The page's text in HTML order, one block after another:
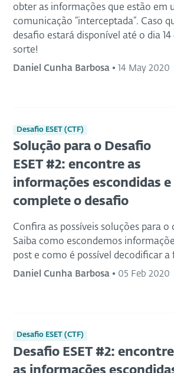
obter as informações que estão em
comunicação “interceptada”. Caso
desafio estará disponível até o dia
sorte!
Daniel Cunha Barbosa • 14 May 2020
Desafio ESET (CTF)
Solução para o Desafio
ESET #2: encontre as
informações escondidas e
complete o desafio
Confira as possíveis soluções para o
Saiba como escondemos
post e como é possível decodificar a
Daniel Cunha Barbosa • 05 Feb 2020
Desafio ESET (CTF)
Desafio ESET #2: encontre